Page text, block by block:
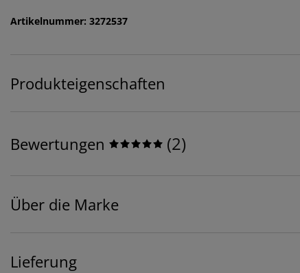
Artikelnummer: 3272537
Produkteigenschaften
Bewertungen (2)
Über die Marke
Lieferung